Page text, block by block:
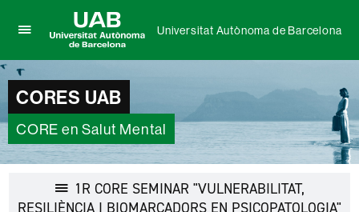
per
desplegar
el
menú
de
Universitat
Autònoma
Barcelona
Autònoma
de
Universitat Autònoma de Barcelona
CORES UAB
CORE en Salut Mental
1R CORE SEMINAR "VULNERABILITAT,
RESILIÈNCIA I BIOMARCADORS EN PSICOPATOLOGIA"